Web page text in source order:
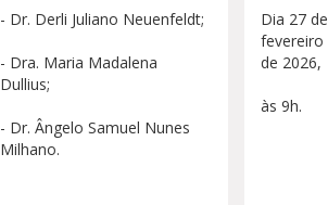
- Dr. Derli Juliano Neuenfeldt;
- Dra. Maria Madalena
Dullius;
- Dr. Ângelo Samuel Nunes
Milhano.
Dia 27 de
fevereiro
de 2026,
às 9h.